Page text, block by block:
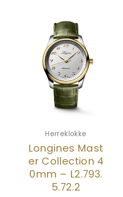
Herreklokke
Longines Mast
er Collection 4
0mm – L2.793.
5.72.2